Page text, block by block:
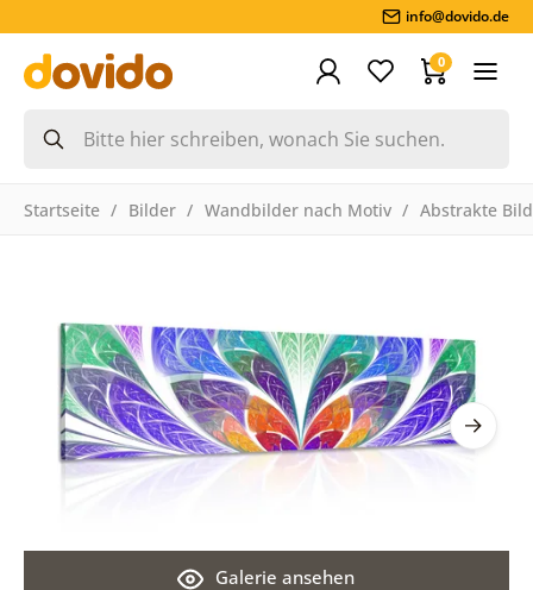
info@dovido.de
0
Startseite Bilder Wandbilder nach Motiv Abstrakte
Galerie ansehen